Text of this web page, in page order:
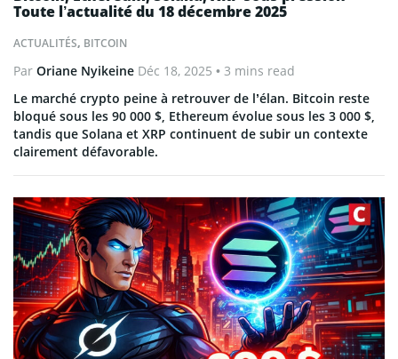
ACTUALITÉS, BITCOIN
Toute l’actualité du 18 décembre 2025
Par Oriane Nyikeine Déc 18, 2025 • 3 mins read
Le marché crypto peine à retrouver de l’élan. Bitcoin reste
bloqué sous les 90 000 $, Ethereum évolue sous les 3 000 $,
tandis que Solana et XRP continuent de subir un contexte
clairement défavorable.